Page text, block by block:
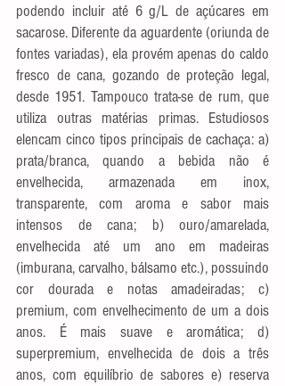
podendo incluir até 6 g/L de açúcares em
sacarose. Diferente da aguardente (oriunda de
fontes variadas), ela provém apenas do caldo
fresco de cana, gozando de proteção legal,
desde 1951. Tampouco trata-se de rum, que
utiliza outras matérias primas. Estudiosos
elencam cinco tipos principais de cachaça: a)
prata/branca, quando a bebida não é
envelhecida, armazenada em inox,
transparente, com aroma e sabor mais
intensos de cana; b) ouro/amarelada,
envelhecida até um ano em madeiras
(imburana, carvalho, bálsamo etc.), possuindo
cor dourada e notas amadeiradas; c)
premium, com envelhecimento de um a dois
anos. É mais suave e aromática; d)
superpremium, envelhecida de dois a três
anos, com equilíbrio de sabores e) reserva